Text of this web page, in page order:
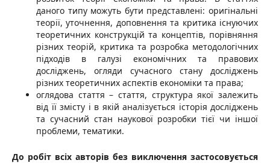
даного типу можуть бути представлені: оригінальні
теорії, уточнення, доповнення та критика існуючих
теоретичних конструкцій та концептів, порівняння
різних теорій, критика та розробка методологічних
підходів в галузі економічних та правових
досліджень, огляди сучасного стану досліджень
різних теоретичних аспектів економіки та права;
оглядова стаття – стаття, структура якої залежить
від її змісту і в якій аналізується історія досліджень
та сучасний стан наукової розробки тієї чи іншої
проблеми, тематики.
До робіт всіх авторів без виключення застосовується